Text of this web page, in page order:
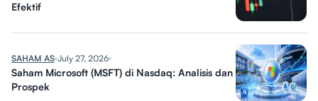
Efektif
SAHAM AS July 27, 2026
Saham Microsoft (MSFT) di Nasdaq: Analisis dan
Prospek